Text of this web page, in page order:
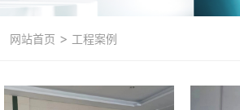
网站首页 > 工程案例